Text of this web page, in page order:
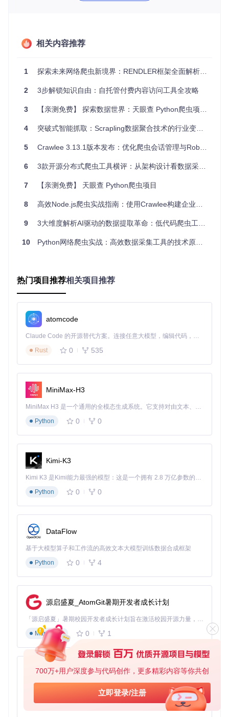
700万+用户深度参与代码创作，更多精彩内容等你共创
立即登录/注册
容再动态调整爬取行为。
实践方案：构建自动化伦理矩阵
行业自律标准：三阶约束机制
面实施请求频率动态调节，组织层面设立自动化伦理审查委员
动化行为白皮书》，统一技术标准与伦理规范。
自动化工具对比分析
性
P
Selenium
r
合规控
内置速率限制
需手动配
置
隐私保
会话隔离机制 基础支持 中等支持
循
持
与报告阶段（风险评级）。审计指标应包含请求频率合规率、
行业影响：生态共建的乘数效应
自动化请求频率计算公式
系数 × 内容重要性系数)。其中基础间隔源自robots协议的Cr
awl-delay值，网站负载系数通过实时响应时间计算，内容重要
性系数根据页面类型动态调整。
W3C自动化测试标准应用
将W3C WebDriver规范中的伦理条款转化为可执行标准，重点
则。建立标准符合性认证机制，推动行业整体合规水平提升。
伦理检查清单
目标网站robots协议解析完成度
数据收集范围与使用目的匹配度
用户隐私数据处理合规性
异常行为监控与应急响应预案
合规性检测工具推荐
合规性检测工具源码：开源自动化合规检测框架，支持请
求频率审计与数据流向追踪
提供实时风险评估
自动化行为审计平台：集成日志分析与合规报告生成功能
设计包含5个维度20项指标的自评体系，采用1-5分制评分。总
分80分以上为低风险，60-79分为中风险，60分以下需暂停项
目进行全面整改。评分结果应作为项目上线的必要条件。
伦理自动化实践指南
完整规范文档参见docs/ethics-guidelines.md，包含从项目立
项到持续监控的全流程操作指引。建议技术团队每季度进行伦
通过技术创新与伦理治理的双轮驱动，我们能够构建一个既高
效又负责任的网络自动化生态。这需要技术守护者们以专业智
相关内容推荐
1 探索未来网络爬虫新境界：RENDLER框架全面解析与应用实践
2 3步解锁知识自由：自托管付费内容访问工具全攻略
3 【亲测免费】 探索数据世界：天眼查 Python爬虫项目推荐
4 突破式智能抓取：Scrapling数据聚合技术的行业变革与实践指南
5 Crawlee 3.13.1版本发布：优化爬虫会话管理与Robots.txt处理
6 3款开源分布式爬虫工具横评：从架构设计看数据采集效率
7 【亲测免费】 天眼查 Python爬虫项目
8 高效Node.js爬虫实战指南：使用Crawlee构建企业级数据抓取解决方案
9 3大维度解析AI驱动的数据提取革命：低代码爬虫工具的技术突破与实践指南
10 Python网络爬虫实战：高效数据采集工具的技术原理与行业应用
热门项目推荐相关项目推荐
atomcode
Claude Code 的开源替代方案。连接任意大模型，编辑代码，运行命令，自动验证 — 全自动执行。用 Rust 构建，极致性能。 ｜ An open-source alternative to Claude Code. Connect any LLM, edit code, run commands, and verify changes — autonomously. Built in Rust for speed. Get Started
Rust
0 535
MiniMax-H3
MiniMax H3 是一个通用的全模态生成系统。它支持对由文本、图像、视频和音频组成的多模态上下文进行统一理解，并能生成分辨率高达 2K、时长可达 15 秒的带原生立体声音频的视频。得益于面向任务泛化的系统设计，H3 在预训练阶段就已具备广泛的多模态上下文理解与生成能力，能够出色地执行复杂的多模态指令。
Python
0 0
Kimi-K3
Kimi K3 是Kimi能力最强的模型：这是一个拥有 2.8 万亿参数的混合专家（MoE）模型，具备原生视觉理解能力，并支持 100 万 token 的上下文窗口。
Python
0 0
DataFlow
基于大模型算子和工作流的高效文本大模型训练数据合成框架
Python
0 4
源启盛夏_AtomGit暑期开发者成长计划
「源启盛夏」暑期校园开发者成长计划旨在激活校园开源力量，通过积分激励、认证扶持、资源倾斜等形式，引导高校组织和开发者完成「入驻 — 建项目 — 做贡献 — 获认证 — 得资源」的完整闭环。无论你是想带领社团入驻平台的组织者，还是希望用代码贡献证明自己的开发者，都能在这里找到属于你的成长路径。
Markdown
0 1
py-xiaozhi
基于Python的Xiaozhi AI，适用于想要完整Xiaozhi体验而无需拥有专用硬件的用户。
Python
0 1